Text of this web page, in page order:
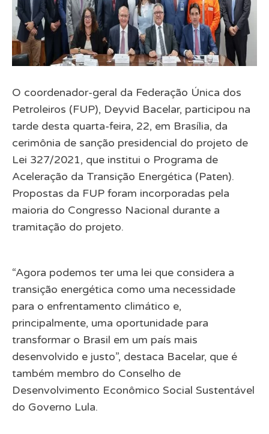
O coordenador-geral da Federação Única dos
Petroleiros (FUP), Deyvid Bacelar, participou na
tarde desta quarta-feira, 22, em Brasília, da
cerimônia de sanção presidencial do projeto de
Lei 327/2021, que institui o Programa de
Aceleração da Transição Energética (Paten).
Propostas da FUP foram incorporadas pela
maioria do Congresso Nacional durante a
tramitação do projeto.
“Agora podemos ter uma lei que considera a
transição energética como uma necessidade
para o enfrentamento climático e,
principalmente, uma oportunidade para
transformar o Brasil em um país mais
desenvolvido e justo”, destaca Bacelar, que é
também membro do Conselho de
Desenvolvimento Econômico Social Sustentável
do Governo Lula.